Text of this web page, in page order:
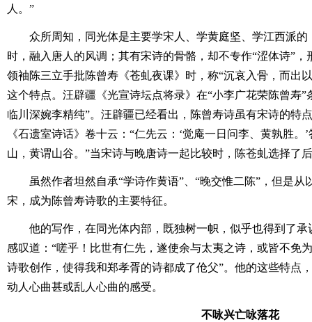
人。”
众所周知，同光体是主要学宋人、学黄庭坚、学江西派
时，融入唐人的风调；其有宋诗的骨骼，却不专作“涩体诗”
领袖陈三立手批陈曾寿《苍虬夜课》时，称“沉哀入骨，而出
这个特点。汪辟疆《光宣诗坛点将录》在“小李广花荣陈曾寿”
临川深婉李精纯”。汪辟疆已经看出，陈曾寿诗虽有宋诗的特
《石遗室诗话》卷十云：“仁先云：‘觉庵一日问李、黄孰胜。
山，黄谓山谷。”当宋诗与晚唐诗一起比较时，陈苍虬选择了
虽然作者坦然自承“学诗作黄语”、“晚交惟二陈”，但是
宋，成为陈曾寿诗歌的主要特征。
他的写作，在同光体内部，既独树一帜，似乎也得到了
感叹道：“嗟乎！比世有仁先，遂使余与太夷之诗，或皆不免
诗歌创作，使得我和郑孝胥的诗都成了伧父”。他的这些特点
动人心曲甚或乱人心曲的感受。
不咏兴亡咏落花